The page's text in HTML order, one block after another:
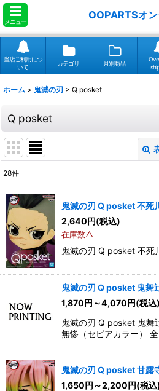
メニュー
OOPARTSオ
当店ご利用につ
いて
カテゴリ 月別商品
ホーム > 鬼滅の刃 > Q posket
Q posket
絞り込む
28件
鬼滅の刃 Q posket 不死
2,640円(税込)
在庫数△
鬼滅の刃 Q posket 不死
鬼滅の刃 Q posket 鬼舞
1,870円 ～4,070円(税込)
鬼滅の刃 Q posket 鬼舞
無惨（セピアカラー）
鬼滅の刃 Q posket 甘露
1,650円 ～2,200円(税込